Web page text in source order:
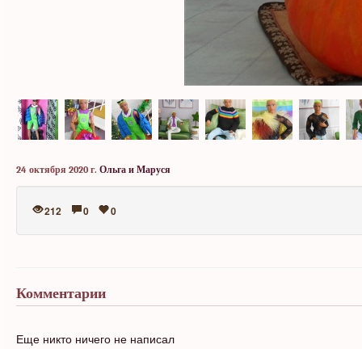
24 октября 2020 г. Ольга и Маруся
212 0 0
Комментарии
Еще никто ничего не написал